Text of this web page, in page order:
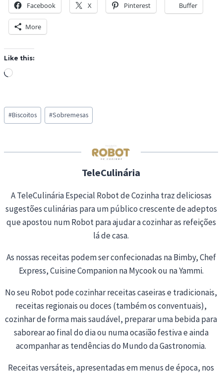
Facebook X Pinterest Buffer
More
Like this:
L
d
i
g
Post
Tags:
#Biscoitos #Sobremesas
TeleCulinária
A TeleCulinária Especial Robot de Cozinha traz deliciosas
sugestões culinárias para um público crescente de adeptos
que apostou num Robot para ajudar a cozinhar as refeições
lá de casa.
As nossas receitas podem ser confecionadas na Bimby, Chef
Express, Cuisine Companion na Mycook ou na Yammi.
No seu Robot pode cozinhar receitas caseiras e tradicionais,
receitas regionais ou doces (também os conventuais),
cozinhar de forma mais saudável, preparar uma bebida para
saborear ao final do dia ou numa ocasião festiva e ainda
acompanhar as tendências do Mundo da Gastronomia.
Receitas versáteis, apresentadas em menus de época, nos